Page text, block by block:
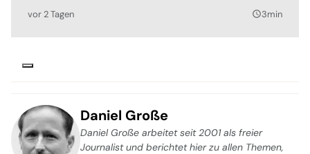
vor 2 Tagen query_builder3min
Daniel Große
Daniel Große arbeitet seit 2001 als freier
Journalist und berichtet hier zu allen Themen,